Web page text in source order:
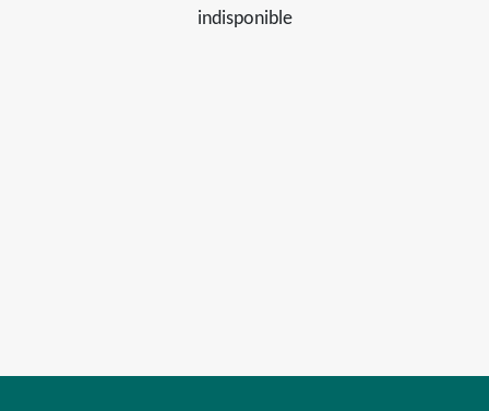
indisponible